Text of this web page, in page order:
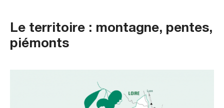
Le territoire : montagne, pentes,
piémonts